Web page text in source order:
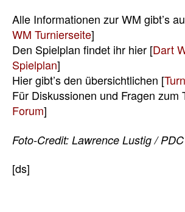
Alle Informationen zur WM gibt’s
WM Turnierseite]
Den Spielplan findet ihr hier [Dart
Spielplan]
Hier gibt’s den übersichtlichen [
Für Diskussionen und Fragen zum
Forum]
Foto-Credit: Lawrence Lustig / PDC
[ds]